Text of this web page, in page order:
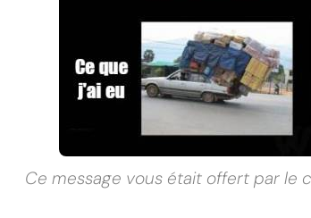
Ce message vous était offert par le